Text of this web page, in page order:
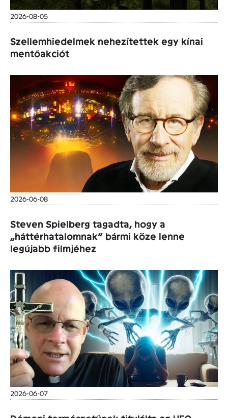
2026-08-05
Szellemhiedelmek nehezítettek egy kínai
mentőakciót
2026-06-08
Steven Spielberg tagadta, hogy a
„háttérhatalomnak” bármi köze lenne
legújabb filmjéhez
2026-06-07